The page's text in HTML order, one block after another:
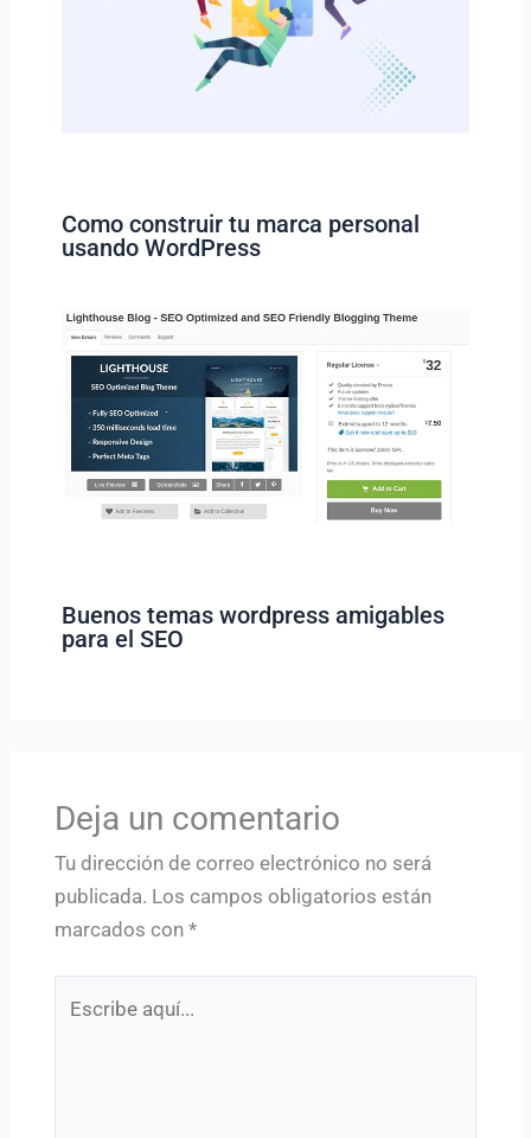
Como construir tu marca personal
usando WordPress
Buenos temas wordpress amigables
para el SEO
Deja un comentario
Tu dirección de correo electrónico no será
publicada. Los campos obligatorios están
marcados con *